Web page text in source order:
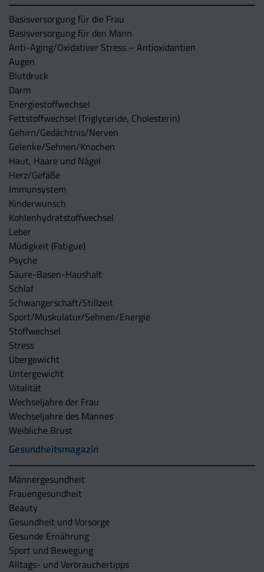
Basisversorgung für die Frau
Basisversorgung für den Mann
Anti-Aging/Oxidativer Stress – Antioxidantien
Augen
Blutdruck
Darm
Energiestoffwechsel
Fettstoffwechsel (Triglyceride, Cholesterin)
Gehirn/Gedächtnis/Nerven
Gelenke/Sehnen/Knochen
Haut, Haare und Nägel
Herz/Gefäße
Immunsystem
Kinderwunsch
Kohlenhydratstoffwechsel
Leber
Müdigkeit (Fatigue)
Psyche
Säure-Basen-Haushalt
Schlaf
Schwangerschaft/Stillzeit
Sport/Muskulatur/Sehnen/Energie
Stoffwechsel
Stress
Übergewicht
Untergewicht
Vitalität
Wechseljahre der Frau
Wechseljahre des Mannes
Weibliche Brust
Gesundheitsmagazin
Männergesundheit
Frauengesundheit
Beauty
Gesundheit und Vorsorge
Gesunde Ernährung
Sport und Bewegung
Alltags- und Verbrauchertipps